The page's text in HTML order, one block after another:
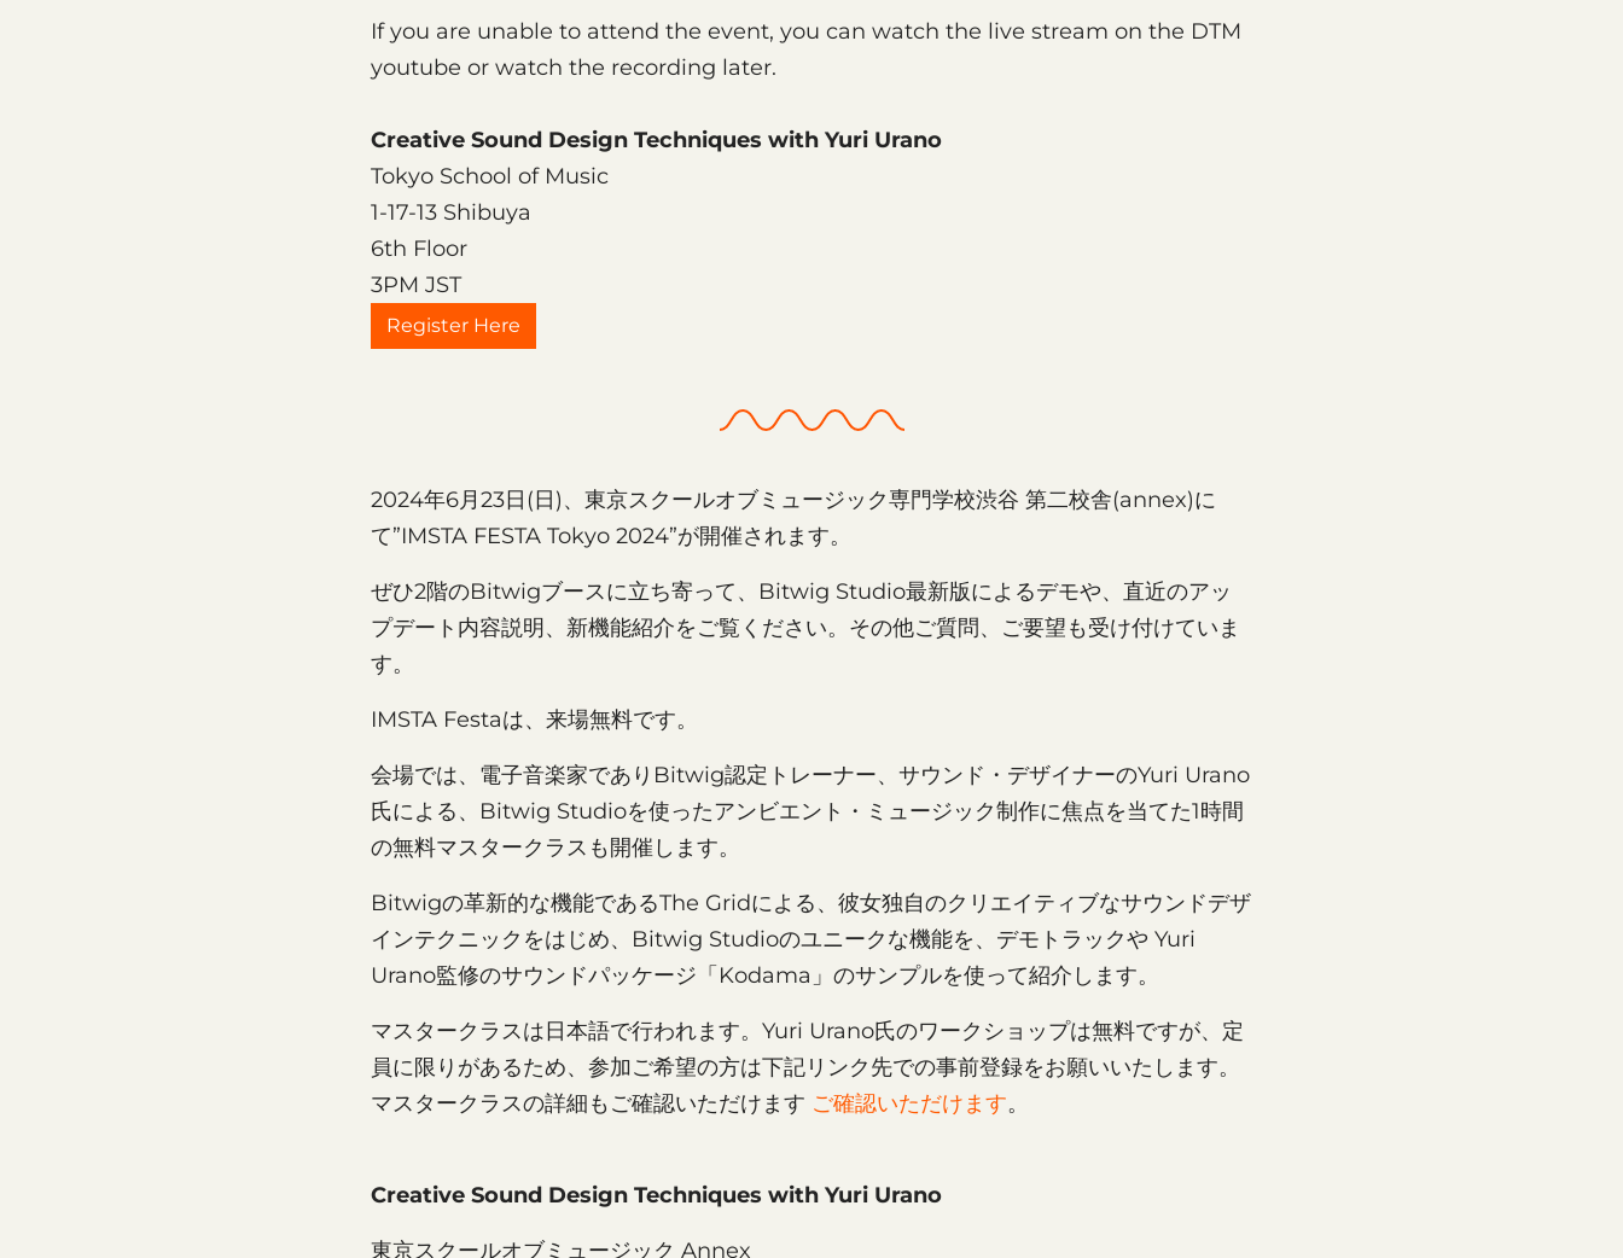
​If you are unable to attend the event, you can watch the live stream on the DTM
youtube or watch the recording later.
Creative Sound Design Techniques with Yuri Urano
Tokyo School of Music
1-17-13 Shibuya
6th Floor
3PM JST
Register Here
2024年6月23日(日)、東京スクールオブミュージック専門学校渋谷 第二校舎(annex)に
て”IMSTA FESTA Tokyo 2024”が開催されます。
ぜひ2階のBitwigブースに立ち寄って、Bitwig Studio最新版によるデモや、直近のアッ
プデート内容説明、新機能紹介をご覧ください。その他ご質問、ご要望も受け付けていま
す。
IMSTA Festaは、来場無料です。
会場では、電子音楽家でありBitwig認定トレーナー、サウンド・デザイナーのYuri Urano
氏による、Bitwig Studioを使ったアンビエント・ミュージック制作に焦点を当てた1時間
の無料マスタークラスも開催します。
Bitwigの革新的な機能であるThe Gridによる、彼女独自のクリエイティブなサウンドデザ
インテクニックをはじめ、Bitwig Studioのユニークな機能を、デモトラックや Yuri
Urano監修のサウンドパッケージ「Kodama」のサンプルを使って紹介します。
マスタークラスは日本語で行われます。Yuri Urano氏のワークショップは無料ですが、定
員に限りがあるため、参加ご希望の方は下記リンク先での事前登録をお願いいたします。
マスタークラスの詳細もご確認いただけます ご確認いただけます。
Creative Sound Design Techniques with Yuri Urano
東京スクールオブミュージック Annex